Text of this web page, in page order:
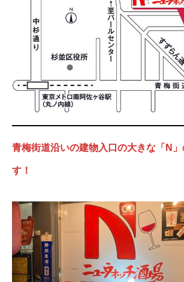
青梅街道沿いの建物入口の大きな「N
す！